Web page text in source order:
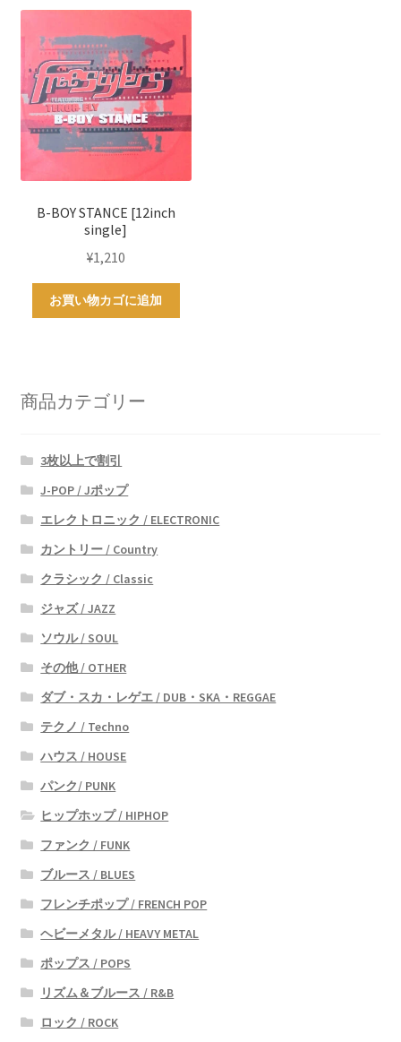
B-BOY STANCE [12inch
single]
¥1,210
お買い物カゴに追加
商品カテゴリー
3枚以上で割引
J-POP / Jポップ
エレクトロニック / ELECTRONIC
カントリー / Country
クラシック / Classic
ジャズ / JAZZ
ソウル / SOUL
その他 / OTHER
ダブ・スカ・レゲエ / DUB・SKA・REGGAE
テクノ / Techno
ハウス / HOUSE
パンク/ PUNK
ヒップホップ / HIPHOP
ファンク / FUNK
ブルース / BLUES
フレンチポップ / FRENCH POP
ヘビーメタル / HEAVY METAL
ポップス / POPS
リズム＆ブルース / R&B
ロック / ROCK